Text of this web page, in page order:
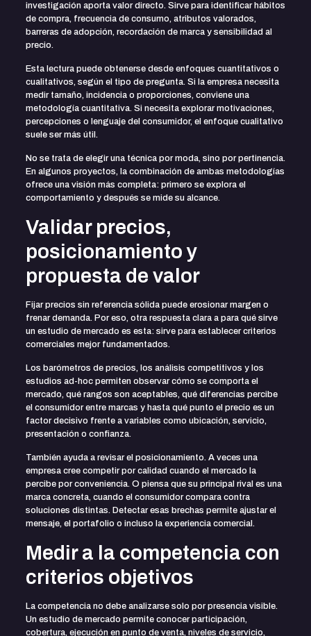
investigación aporta valor directo. Sirve para identificar hábitos
de compra, frecuencia de consumo, atributos valorados,
barreras de adopción, recordación de marca y sensibilidad al
precio.
Esta lectura puede obtenerse desde enfoques cuantitativos o
cualitativos, según el tipo de pregunta. Si la empresa necesita
medir tamaño, incidencia o proporciones, conviene una
metodología cuantitativa. Si necesita explorar motivaciones,
percepciones o lenguaje del consumidor, el enfoque cualitativo
suele ser más útil.
No se trata de elegir una técnica por moda, sino por pertinencia.
En algunos proyectos, la combinación de ambas metodologías
ofrece una visión más completa: primero se explora el
comportamiento y después se mide su alcance.
Validar precios,
posicionamiento y
propuesta de valor
Fijar precios sin referencia sólida puede erosionar margen o
frenar demanda. Por eso, otra respuesta clara a para qué sirve
un estudio de mercado es esta: sirve para establecer criterios
comerciales mejor fundamentados.
Los barómetros de precios, los análisis competitivos y los
estudios ad-hoc permiten observar cómo se comporta el
mercado, qué rangos son aceptables, qué diferencias percibe
el consumidor entre marcas y hasta qué punto el precio es un
factor decisivo frente a variables como ubicación, servicio,
presentación o confianza.
También ayuda a revisar el posicionamiento. A veces una
empresa cree competir por calidad cuando el mercado la
percibe por conveniencia. O piensa que su principal rival es una
marca concreta, cuando el consumidor compara contra
soluciones distintas. Detectar esas brechas permite ajustar el
mensaje, el portafolio o incluso la experiencia comercial.
Medir a la competencia con
criterios objetivos
La competencia no debe analizarse solo por presencia visible.
Un estudio de mercado permite conocer participación,
cobertura, ejecución en punto de venta, niveles de servicio,